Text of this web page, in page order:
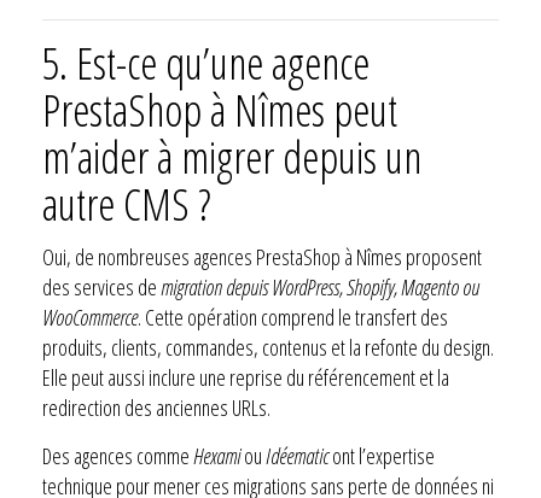
5. Est-ce qu’une agence
PrestaShop à Nîmes peut
m’aider à migrer depuis un
autre CMS ?
Oui, de nombreuses agences PrestaShop à Nîmes proposent
des services de migration depuis WordPress, Shopify, Magento ou
WooCommerce. Cette opération comprend le transfert des
produits, clients, commandes, contenus et la refonte du design.
Elle peut aussi inclure une reprise du référencement et la
redirection des anciennes URLs.
Des agences commeHexamiouIdéematicont l’expertise
technique pour mener ces migrations sans perte de données ni